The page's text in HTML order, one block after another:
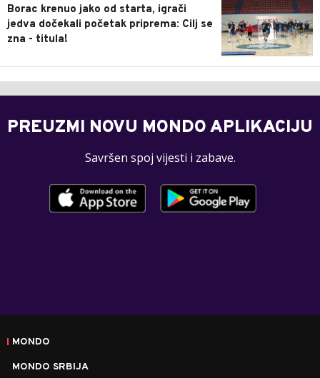
Borac krenuo jako od starta, igrači
jedva dočekali početak priprema: Cilj se
zna - titula!
PREUZMI NOVU MONDO APLIKACIJU
Savršen spoj vijesti i zabave.
MONDO
MONDO SRBIJA